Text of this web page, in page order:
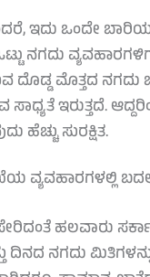
ಇದು ಒಂದೇ ಬಾರಿಯ
ಒಟ್ಟು ನಗದು
ದೊಡ್ಡ ಮೊತ್ತದ
ಇರುತ್ತದೆ.
ಹೆಚ್ಚು ಸುರಕ್ಷಿತ.
ವ್ಯವಹಾರಗಳಲ್ಲಿ
ಹಲವಾರು
ದಿನದ ನಗದು